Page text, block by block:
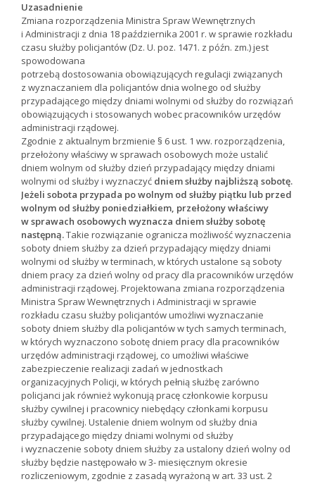
Uzasadnienie
Zmiana rozporządzenia Ministra Spraw Wewnętrznych
i Administracji z dnia 18 października 2001 r. w sprawie rozkładu
czasu służby policjantów (Dz. U. poz. 1471. z późn. zm.) jest
spowodowana
potrzebą dostosowania obowiązujących regulacji związanych
z wyznaczaniem dla policjantów dnia wolnego od służby
przypadającego między dniami wolnymi od służby do rozwiązań
obowiązujących i stosowanych wobec pracowników urzędów
administracji rządowej.
Zgodnie z aktualnym brzmienie § 6 ust. 1 ww. rozporządzenia,
przełożony właściwy w sprawach osobowych może ustalić
dniem wolnym od służby dzień przypadający między dniami
wolnymi od służby i wyznaczyć dniem służby najbliższą sobotę.
Jeżeli sobota przypada po wolnym od służby piątku lub przed
wolnym od służby poniedziałkiem, przełożony właściwy
w sprawach osobowych wyznacza dniem służby sobotę
następną.Takie rozwiązanie ogranicza możliwość wyznaczenia
soboty dniem służby za dzień przypadający między dniami
wolnymi od służby w terminach, w których ustalone są soboty
dniem pracy za dzień wolny od pracy dla pracowników urzędów
administracji rządowej. Projektowana zmiana rozporządzenia
Ministra Spraw Wewnętrznych i Administracji w sprawie
rozkładu czasu służby policjantów umożliwi wyznaczanie
soboty dniem służby dla policjantów w tych samych terminach,
w których wyznaczono sobotę dniem pracy dla pracowników
urzędów administracji rządowej, co umożliwi właściwe
zabezpieczenie realizacji zadań w jednostkach
organizacyjnych Policji, w których pełnią służbę zarówno
policjanci jak również wykonują pracę członkowie korpusu
służby cywilnej i pracownicy niebędący członkami korpusu
służby cywilnej. Ustalenie dniem wolnym od służby dnia
przypadającego między dniami wolnymi od służby
i wyznaczenie soboty dniem służby za ustalony dzień wolny od
służby będzie następowało w 3- miesięcznym okresie
rozliczeniowym, zgodnie z zasadą wyrażoną w art. 33 ust. 2